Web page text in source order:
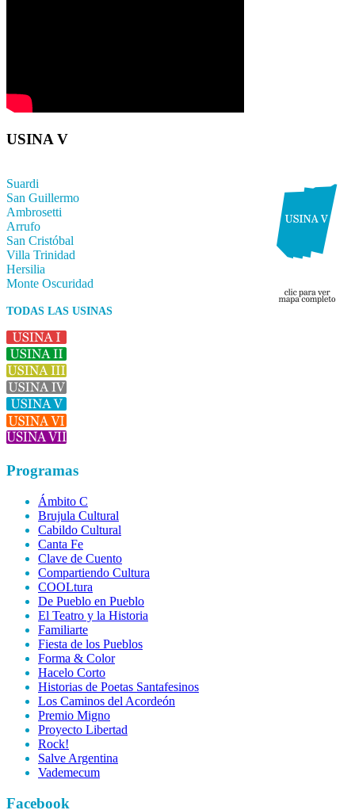
USINA V
Suardi
San Guillermo
Ambrosetti
Arrufo
San Cristóbal
Villa Trinidad
Hersilia
Monte Oscuridad
TODAS LAS USINAS
Programas
Ámbito C
Brujula Cultural
Cabildo Cultural
Canta Fe
Clave de Cuento
Compartiendo Cultura
COOLtura
De Pueblo en Pueblo
El Teatro y la Historia
Familiarte
Fiesta de los Pueblos
Forma & Color
Hacelo Corto
Historias de Poetas Santafesinos
Los Caminos del Acordeón
Premio Migno
Proyecto Libertad
Rock!
Salve Argentina
Vademecum
Facebook